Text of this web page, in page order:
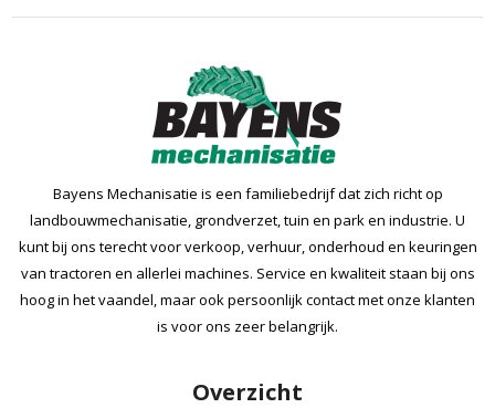
Bayens Mechanisatie is een familiebedrijf dat zich richt op
landbouwmechanisatie, grondverzet, tuin en park en industrie. U
kunt bij ons terecht voor verkoop, verhuur, onderhoud en keuringen
van tractoren en allerlei machines. Service en kwaliteit staan bij ons
hoog in het vaandel, maar ook persoonlijk contact met onze klanten
is voor ons zeer belangrijk.
Overzicht